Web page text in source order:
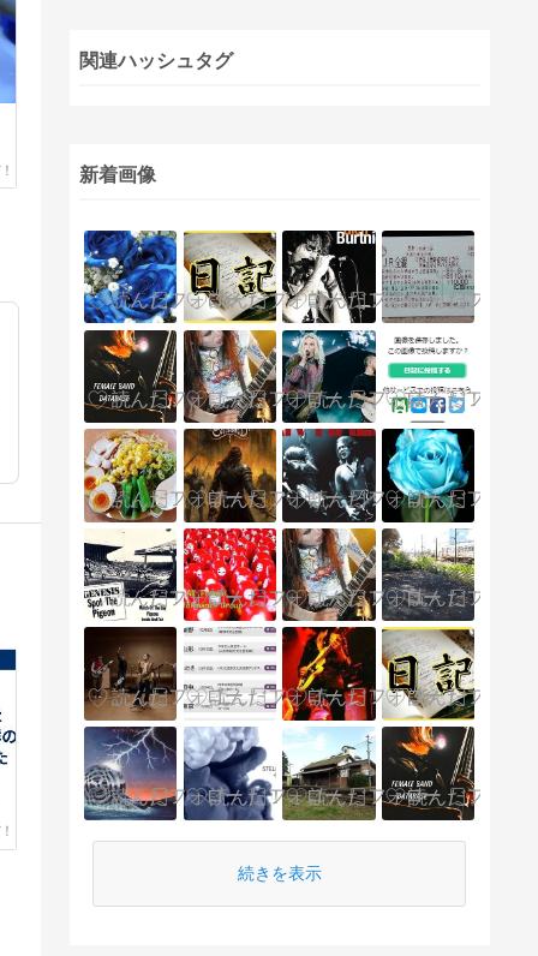
関連ハッシュタグ
新着画像
続きを表示